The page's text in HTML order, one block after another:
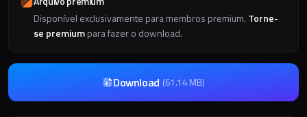
Disponível exclusivamente para membros premium. Torne-
se premiumpara fazer o download.
Download (61.14 MB)